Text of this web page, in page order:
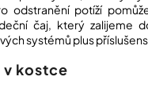
odstranění potíží
čaj, který zalijeme
systémů plus
v kostce